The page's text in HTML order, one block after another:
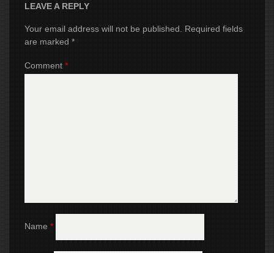
LEAVE A REPLY
Your email address will not be published. Required fields
are marked*
Comment*
Name*